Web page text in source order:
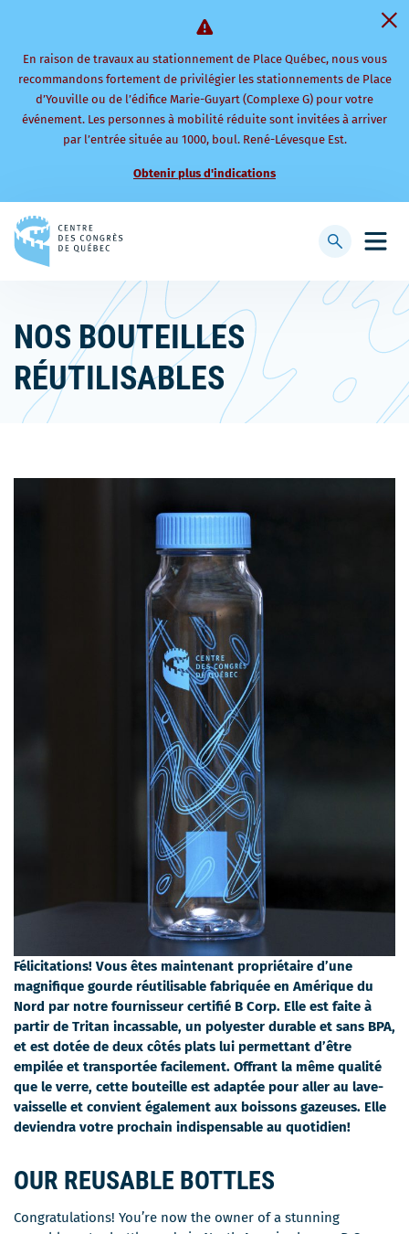
En raison de travaux au stationnement de Place Québec, nous vous
recommandons fortement de privilégier les stationnements de Place
d’Youville ou de l’édifice Marie-Guyart (Complexe G) pour votre
événement. Les personnes à mobilité réduite sont invitées à arriver
par l’entrée située au 1000, boul. René-Lévesque Est.
Obtenir plus d'indications
à
page
d'accueil
menu
Afficher
barre
recherche
NOS BOUTEILLES
RÉUTILISABLES
Félicitations! Vous êtes maintenant propriétaire d’une
magnifique gourde réutilisable fabriquée en Amérique du
Nord par notre fournisseur certifié B Corp. Elle est faite à
partir de Tritan incassable, un polyester durable et sans BPA,
et est dotée de deux côtés plats lui permettant d’être
empilée et transportée facilement. Offrant la même qualité
que le verre, cette bouteille est adaptée pour aller au lave-
vaisselle et convient également aux boissons gazeuses. Elle
deviendra votre prochain indispensable au quotidien!
OUR REUSABLE BOTTLES
Congratulations! You’re now the owner of a stunning